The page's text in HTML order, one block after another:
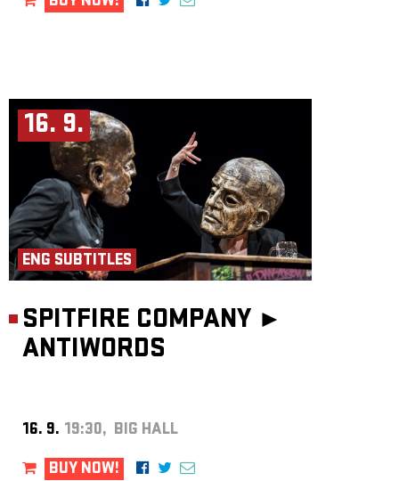
16. 9.
ENG SUBTITLES
SPITFIRE COMPANY ►
ANTIWORDS
16. 9. 19:30, BIG HALL
BUY NOW!